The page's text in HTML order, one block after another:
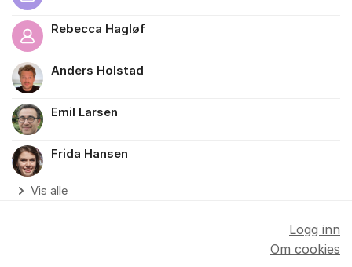
Rebecca Hagløf
Anders Holstad
Emil Larsen
Frida Hansen
Vis alle
Logg inn
Om cookies